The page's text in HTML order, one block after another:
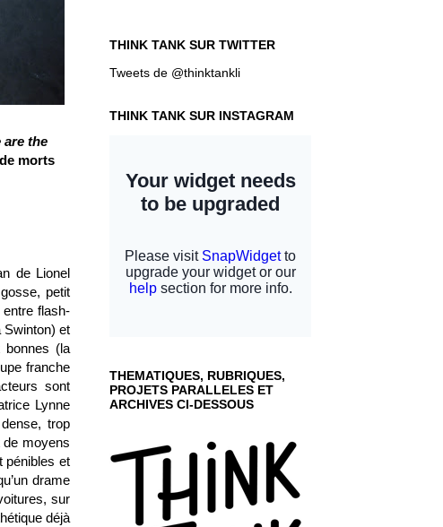
are the
morts
de Lionel
petit
flash-
Swinton) et
bonnes (la
franche
sont
Lynne
trop
de moyens
pénibles et
drame
sur
déjà
THINK TANK SUR TWITTER
Tweets de @thinktankli
THINK TANK SUR INSTAGRAM
THEMATIQUES, RUBRIQUES,
PROJETS PARALLELES ET
ARCHIVES CI-DESSOUS